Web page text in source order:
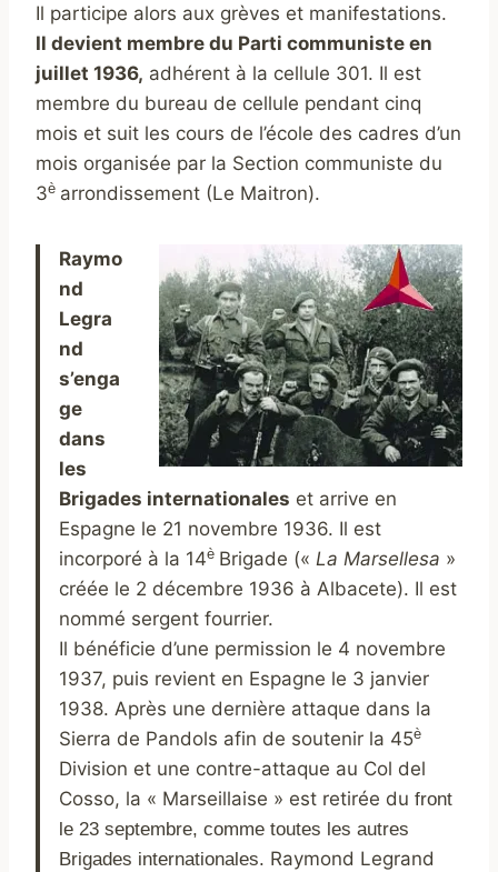
Il participe alors aux grèves et manifestations.
Il devient membre du Parti communiste en
juillet 1936, adhérent à la cellule 301. Il est
membre du bureau de cellule pendant cinq
mois et suit les cours de l’école des cadres d’un
mois organisée par la Section communiste du
3è arrondissement (Le Maitron).
Raymo
nd
Legra
nd
s’enga
ge
dans
les
Brigades internationales et arrive en
Espagne le 21 novembre 1936. Il est
incorporé à la 14è Brigade (« La Marsellesa »
créée le 2 décembre 1936 à Albacete). Il est
nommé sergent fourrier.
Il bénéficie d’une permission le 4 novembre
1937, puis revient en Espagne le 3 janvier
1938. Après une dernière attaque dans la
Sierra de Pandols afin de soutenir la 45è
Division et une contre-attaque au Col del
Cosso, la « Marseillaise » est retirée du front
le 23 septembre, comme toutes les autres
Brigades internationales. Raymond Legrand